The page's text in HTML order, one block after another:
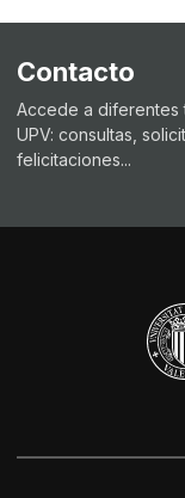
Contacto
Accede a diferentes
UPV: consultas,
felicitaciones...